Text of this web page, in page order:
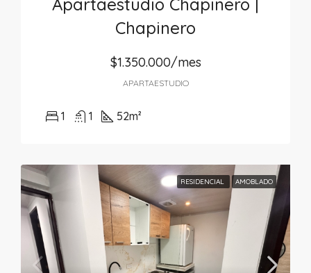
Chapinero
$1.350.000/mes
APARTAESTUDIO
1 1 52m²
RESIDENCIAL AMOBLADO